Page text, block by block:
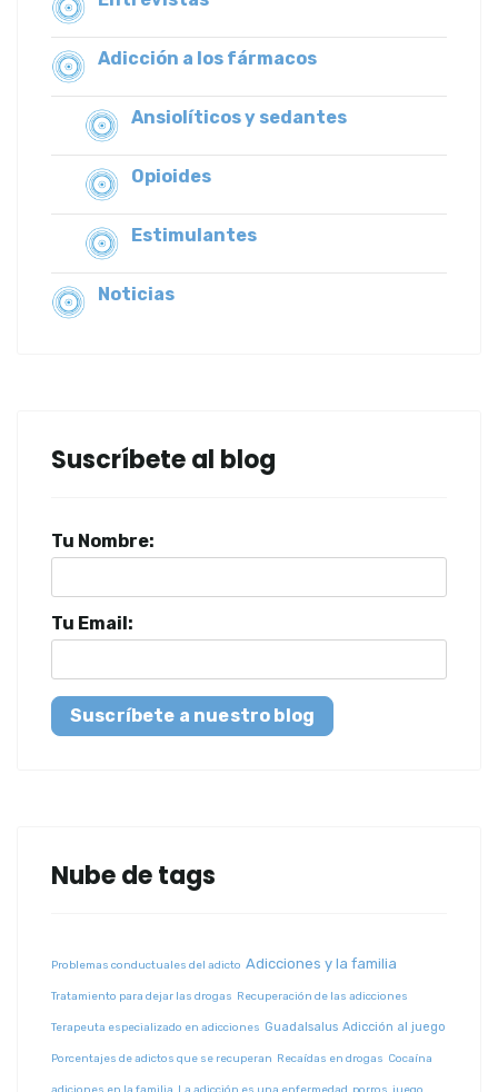
Adicción a los fármacos
Ansiolíticos y sedantes
Opioides
Estimulantes
Noticias
Suscríbete al blog
Tu Nombre:
Tu Email:
Suscríbete a nuestro blog
Nube de tags
Problemas conductuales del adicto Adicciones y la familia
Tratamiento para dejar las drogas Recuperación de las adicciones
Terapeuta especializado en adicciones Guadalsalus Adicción al juego
Porcentajes de adictos que se recuperan Recaídas en drogas Cocaína